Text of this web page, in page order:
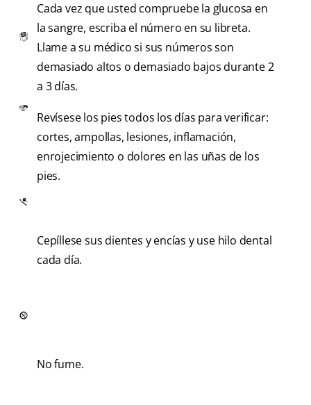
Cada vez que usted compruebe la glucosa en
la sangre, escriba el número en su libreta.
Llame a su médico si sus números son
demasiado altos o demasiado bajos durante 2
a 3 días.
Revísese los pies todos los días para verificar:
cortes, ampollas, lesiones, inflamación,
enrojecimiento o dolores en las uñas de los
pies.
Cepíllese sus dientes y encías y use hilo dental
cada día.
No fume.